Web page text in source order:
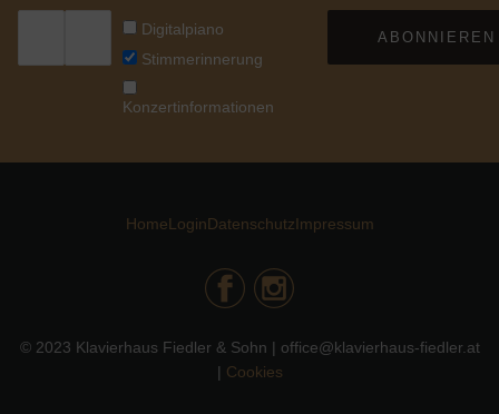
Digitalpiano
Stimmerinnerung
Konzertinformationen
ABONNIEREN
HomeLoginDatenschutzImpressum
© 2023 Klavierhaus Fiedler & Sohn | office@klavierhaus-fiedler.at
| Cookies